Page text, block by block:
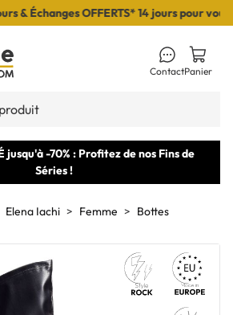
Échanges OFFERTS* 14 jours pour
ContactPanier
jusqu'à -70% : Profitez de nos Fins de
Séries !
Elena Iachi Femme
Bottes